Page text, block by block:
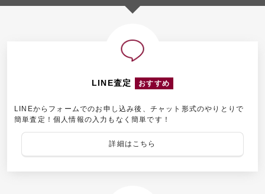
LINE査定 おすすめ
LINEからフォームでのお申し込み後、チャット形式のやりとりで
簡単査定！個人情報の入力もなく簡単です！
詳細はこちら